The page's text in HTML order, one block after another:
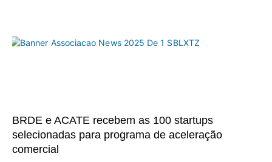
BRDE e ACATE recebem as 100 startups
selecionadas para programa de aceleração
comercial